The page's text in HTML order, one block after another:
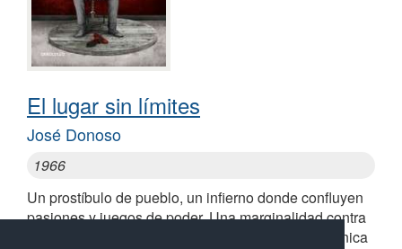
El lugar sin límites
José Donoso
1966
Un prostíbulo de pueblo, un infierno donde confluyen
pasiones y juegos de poder. Una marginalidad contra
la cual el doble filo de las apariencias parece la única